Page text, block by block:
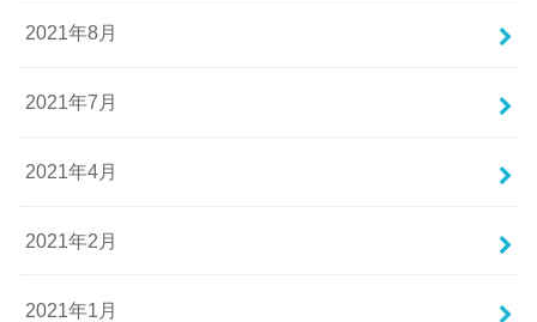
2021年8月
2021年7月
2021年4月
2021年2月
2021年1月